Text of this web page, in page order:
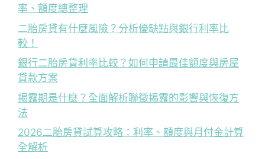
率、額度總整理
二胎房貸有什麼風險？分析優缺點與銀行利率比
較！
銀行二胎房貸利率比較？如何申請最佳額度與房屋
貸款方案
揭露期是什麼？全面解析聯徵揭露的影響與恢復方
法
2026二胎房貸試算攻略：利率、額度與月付金計算
全解析